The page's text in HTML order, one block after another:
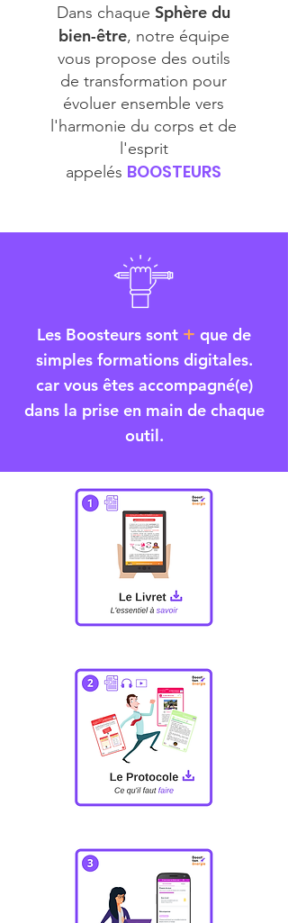
Dans chaque Sphère du
bien-être, notre équipe
vous propose des outils
de transformation pour
évoluer ensemble vers
l'harmonie du corps et de
l'esprit
appelés BOOSTEURS
Les Boosteurs sont + que de
simples formations digitales.
car vous êtes accompagné(e)
dans la prise en main de chaque
outil.